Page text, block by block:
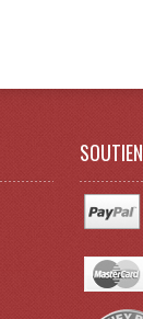
SOUTIEN